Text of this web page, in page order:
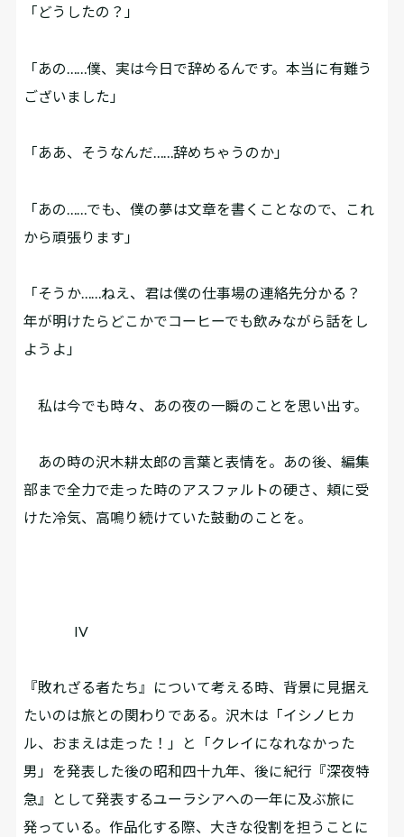
「どうしたの？」
「あの……僕、実は今日で辞めるんです。本当に有難う
ございました」
「ああ、そうなんだ……辞めちゃうのか」
「あの……でも、僕の夢は文章を書くことなので、これ
から頑張ります」
「そうか……ねえ、君は僕の仕事場の連絡先分かる？
年が明けたらどこかでコーヒーでも飲みながら話をし
ようよ」
私は今でも時々、あの夜の一瞬のことを思い出す。
あの時の沢木耕太郎の言葉と表情を。あの後、編集
部まで全力で走った時のアスファルトの硬さ、頬に受
けた冷気、高鳴り続けていた鼓動のことを。
IV
『敗れざる者たち』について考える時、背景に見据え
たいのは旅との関わりである。沢木は「イシノヒカ
ル、おまえは走った！」と「クレイになれなかった
男」を発表した後の昭和四十九年、後に紀行『深夜特
急』として発表するユーラシアへの一年に及ぶ旅に
発っている。作品化する際、大きな役割を担うことに